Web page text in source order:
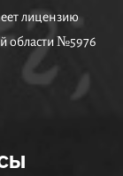
лицензию
области №5976